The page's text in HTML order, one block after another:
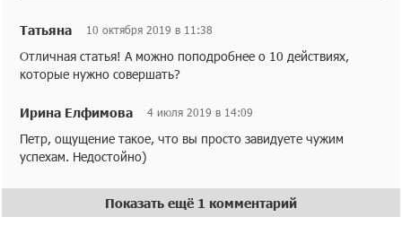
Татьяна 10 октября 2019 в 11:38
Отличная статья! А можно поподробнее о 10 действиях,
которые нужно совершать?
Ирина Елфимова 4 июля 2019 в 14:09
Петр, ощущение такое, что вы просто завидуете чужим
успехам. Недостойно)
Показать ещё 1 комментарий